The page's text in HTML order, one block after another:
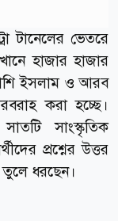
টানেলের ভেতরে
হাজার হাজার
ইসলাম ও আরব
করা হচ্ছে।
সাংস্কৃতিক
প্রশ্নের উত্তর
তুলে ধরছেন।